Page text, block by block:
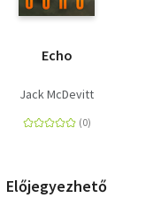
Echo
Jack McDevitt
Előjegyezhető